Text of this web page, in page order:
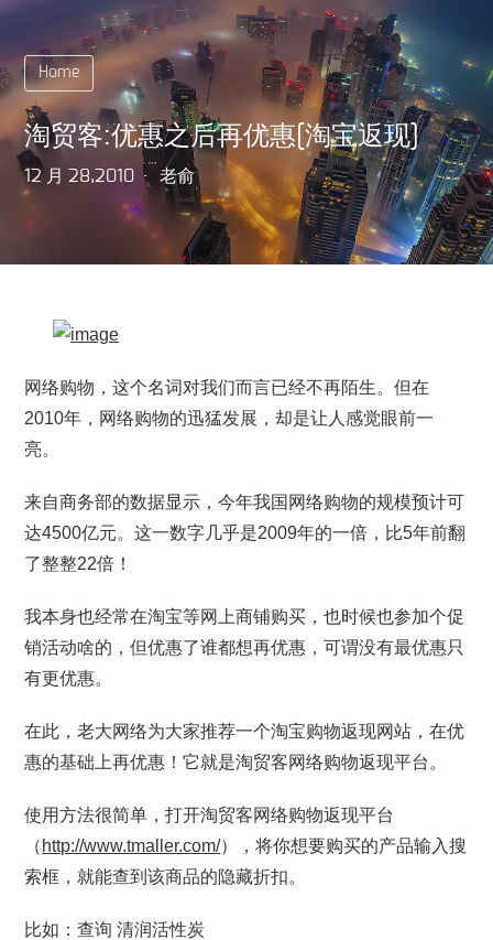
Home
淘贸客:优惠之后再优惠[淘宝返现]
12 月 28,2010 老俞
网络购物，这个名词对我们而言已经不再陌生。但在
2010年，网络购物的迅猛发展，却是让人感觉眼前一
亮。
来自商务部的数据显示，今年我国网络购物的规模预计可
达4500亿元。这一数字几乎是2009年的一倍，比5年前翻
了整整22倍！
我本身也经常在淘宝等网上商铺购买，也时候也参加个促
销活动啥的，但优惠了谁都想再优惠，可谓没有最优惠只
有更优惠。
在此，老大网络为大家推荐一个淘宝购物返现网站，在优
惠的基础上再优惠！它就是淘贸客网络购物返现平台。
使用方法很简单，打开淘贸客网络购物返现平台
（ http://www.tmaller.com/），将你想要购买的产品输入搜
索框，就能查到该商品的隐藏折扣。
比如：查询 清润活性炭